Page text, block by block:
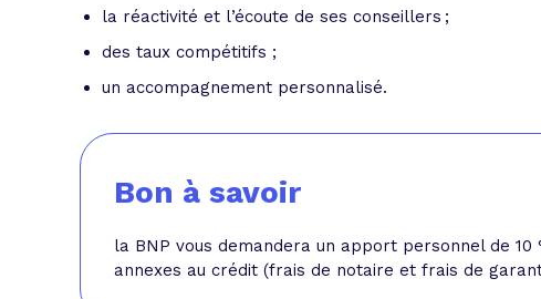
la réactivité et l’écoute de ses conseillers ;
des taux compétitifs ;
un accompagnement personnalisé.
Bon à savoir
la BNP vous demandera un apport personnel de
annexes au crédit (frais de notaire et frais de